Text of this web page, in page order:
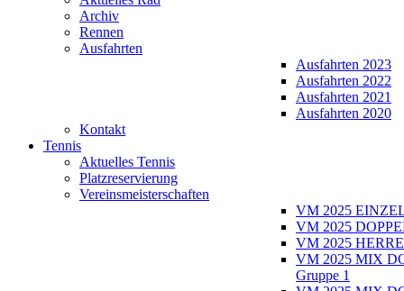
Archiv
Rennen
Ausfahrten
Ausfahrten 2023
Ausfahrten 2022
Ausfahrten 2021
Ausfahrten 2020
Kontakt
Tennis
Aktuelles Tennis
Platzreservierung
Vereinsmeisterschaften
VM 2025
VM 2025
VM 2025
VM 2025 MIX
Gruppe 1